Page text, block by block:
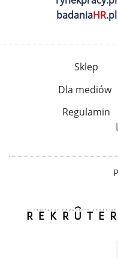
badaniaHR.pl
Sklep
Dla mediów
Regulamin